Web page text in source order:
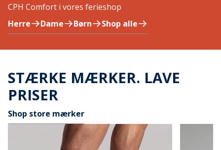
CPH Comfort i vores ferieshop
Herre
Dame Børn Shop alle
STÆRKE MÆRKER. LAVE
PRISER
Shop store mærker